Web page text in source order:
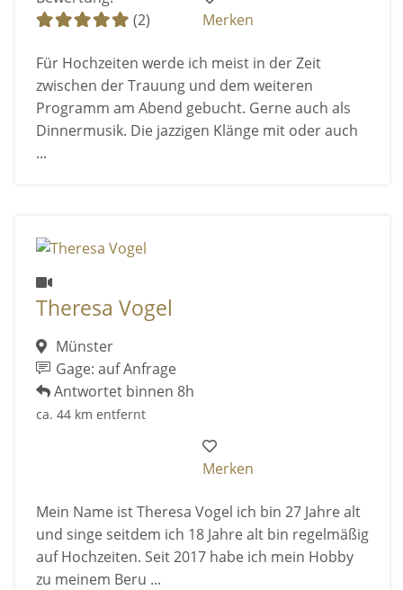
(2)
Merken
Für Hochzeiten werde ich meist in der Zeit
zwischen der Trauung und dem weiteren
Programm am Abend gebucht. Gerne auch als
Dinnermusik. Die jazzigen Klänge mit oder auch
...
Theresa Vogel
Münster
Gage: auf Anfrage
Antwortet binnen 8h
ca. 44 km entfernt
Merken
Mein Name ist Theresa Vogel ich bin 27 Jahre alt
und singe seitdem ich 18 Jahre alt bin regelmäßig
auf Hochzeiten. Seit 2017 habe ich mein Hobby
zu meinem Beru ...